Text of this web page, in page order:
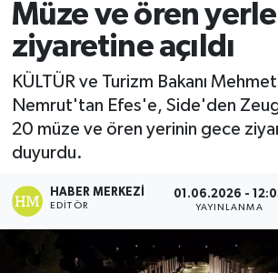
Müze ve ören
ziyaretine açıldı
KÜLTÜR ve Turizm Bakanı
Nemrut'tan Efes'e, Side'den
20 müze ve ören yerinin gece
duyurdu.
HABER MERKEZI
EDITÖR
01.06.2026 -
YAYINLANMA
Çevre
Diğer
Dünya
Eğitim
Ekonomi
Süper Lig Puan Durumu ve
Tüm Manşetler
Son Dakika Haberleri
Haber Arşivi